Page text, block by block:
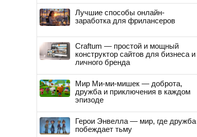
Лучшие способы онлайн-
заработка для фрилансеров
Craftum — простой и мощный
конструктор сайтов для бизнеса и
личного бренда
Мир Ми-ми-мишек — доброта,
дружба и приключения в каждом
эпизоде
Герои Энвелла — мир, где дружба
побеждает тьму